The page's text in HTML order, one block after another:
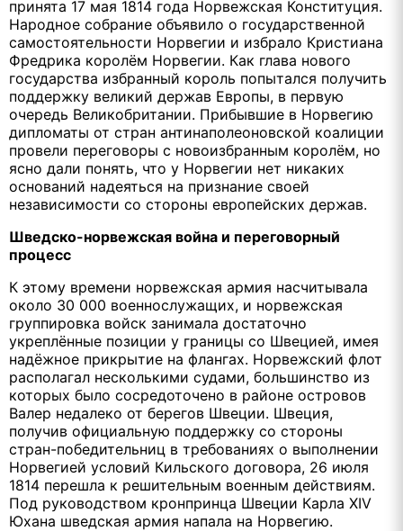
принята 17 мая 1814 года Норвежская Конституция.
Народное собрание объявило о государственной
самостоятельности Норвегии и избрало Кристиана
Фредрика королём Норвегии. Как глава нового
государства избранный король попытался получить
поддержку великий держав Европы, в первую
очередь Великобритании. Прибывшие в Норвегию
дипломаты от стран антинаполеоновской коалиции
провели переговоры с новоизбранным королём, но
ясно дали понять, что у Норвегии нет никаких
оснований надеяться на признание своей
независимости со стороны европейских держав.
Шведско-норвежская война и переговорный
процесс
К этому времени норвежская армия насчитывала
около 30 000 военнослужащих, и норвежская
группировка войск занимала достаточно
укреплённые позиции у границы со Швецией, имея
надёжное прикрытие на флангах. Норвежский флот
располагал несколькими судами, большинство из
которых было сосредоточено в районе островов
Валер недалеко от берегов Швеции. Швеция,
получив официальную поддержку со стороны
стран-победительниц в требованиях о выполнении
Норвегией условий Кильского договора, 26 июля
1814 перешла к решительным военным действиям.
Под руководством кронпринца Швеции Карла XIV
Юхана шведская армия напала на Норвегию.